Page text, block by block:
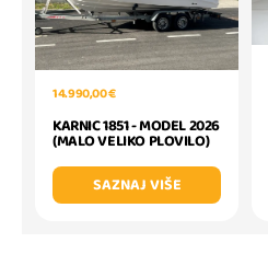
14.990,00 €
KARNIC 1851 - MODEL 2026
(MALO VELIKO PLOVILO)
SAZNAJ VIŠE